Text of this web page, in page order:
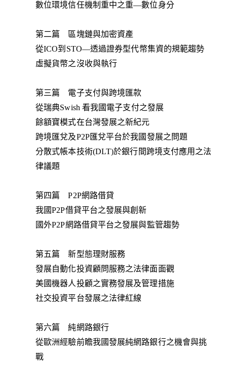
數位環境信任機制重中之重—數位身分
第二篇 區塊鏈與加密資產
從ICO到STO—透過證券型代幣集資的規範趨勢
虛擬貨幣之沒收與執行
第三篇 電子支付與跨境匯款
從瑞典Swish 看我國電子支付之發展
餘額寶模式在台灣發展之新紀元
跨境匯兌及P2P匯兌平台於我國發展之問題
分散式帳本技術(DLT)於銀行間跨境支付應用之法
律議題
第四篇 P2P網路借貸
我國P2P借貸平台之發展與創新
國外P2P網路借貸平台之發展與監管趨勢
第五篇 新型態理財服務
發展自動化投資顧問服務之法律面面觀
美國機器人投顧之實務發展及管理措施
社交投資平台發展之法律紅線
第六篇 純網路銀行
從歐洲經驗前瞻我國發展純網路銀行之機會與挑
戰